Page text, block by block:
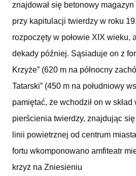
znajdował się betonowy
przy kapitulacji twierdzy w roku
rozpoczęty w połowie XIX wieku,
dekady później. Sąsiaduje on z
Krzyże” (620 m na północny
Tatarski” (450 m na południowy
pamiętać, że wchodził on w
pierścienia twierdzy, znajdując
linii powietrznej od centrum
fortu wkomponowano amfiteatr
krzyż na Zniesieniu